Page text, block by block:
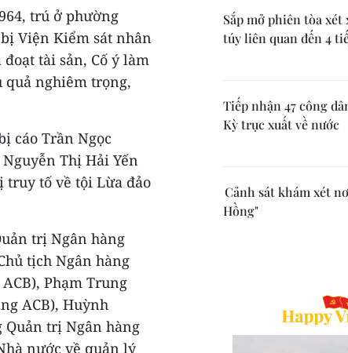
trú ở phường
Viện Kiểm sát nhân
tài sản, Cố ý làm
nghiêm trọng,
cáo Trần Ngọc
Thị Hải Yến
truy tố về tội Lừa đảo
trị Ngân hàng
tịch Ngân hàng
Phạm Trung
ACB), Huỳnh
trị Ngân hàng
nước về quản lý
Sắp mở phiên tòa xét
túy liên quan đến 4
Tiếp nhận 47 công
Kỳ trục xuất về nước
Cảnh sát khám xét
Hồng"